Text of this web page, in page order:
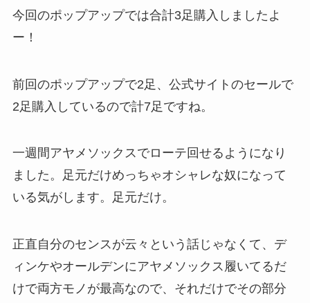
今回のポップアップでは合計3足購入しましたよ
ー！
前回のポップアップで2足、公式サイトのセールで
2足購入しているので計7足ですね。
一週間アヤメソックスでローテ回せるようになり
ました。足元だけめっちゃオシャレな奴になって
いる気がします。足元だけ。
正直自分のセンスが云々という話じゃなくて、デ
ィンケやオールデンにアヤメソックス履いてるだ
けで両方モノが最高なので、それだけでその部分